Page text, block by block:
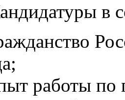
в
работы по